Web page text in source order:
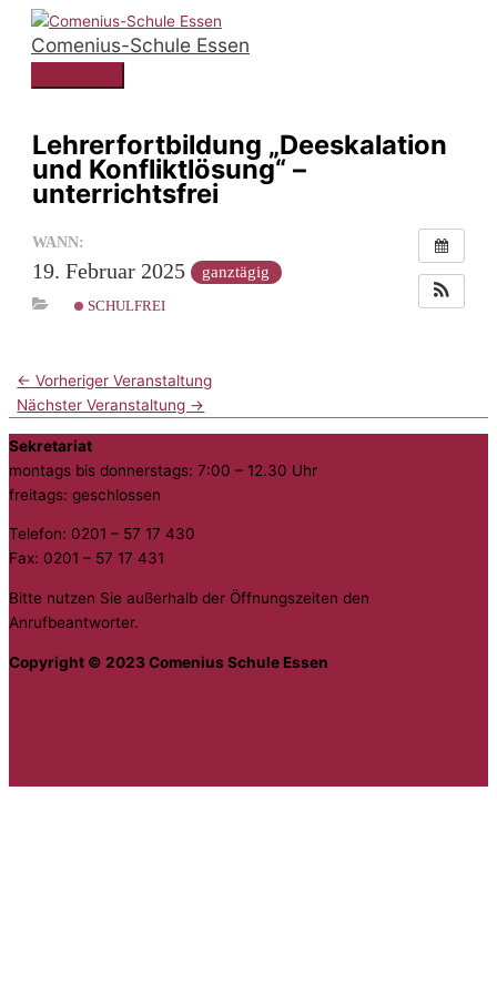
Zum
InhaltComenius-Schule Essen
Hauptmenü
Lehrerfortbildung „Deeskalation
und Konfliktlösung“ –
unterrichtsfrei
WANN:
19. Februar 2025 ganztägig
SCHULFREI
← Vorheriger Veranstaltung
Nächster Veranstaltung →
Sekretariat
montags bis donnerstags: 7:00 – 12.30 Uhr
freitags: geschlossen
Telefon: 0201 – 57 17 430
Fax: 0201 – 57 17 431
Bitte nutzen Sie außerhalb der Öffnungszeiten den
Anrufbeantworter.
Copyright © 2023 Comenius Schule Essen